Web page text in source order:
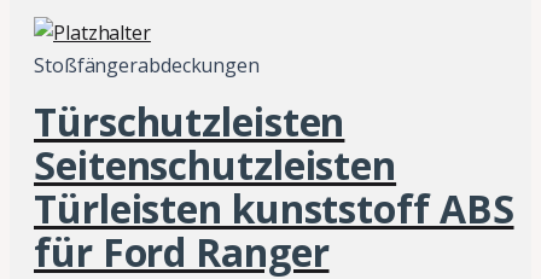
Stoßfängerabdeckungen
Türschutzleisten
Seitenschutzleisten
Türleisten kunststoff ABS
für Ford Ranger